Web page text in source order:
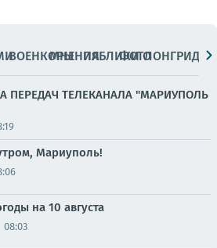
ВОЕНКОРЫМНЕНИЯПАБЛИКИ
ФОТОЛОНГРИДЫ
ПЕРЕДАЧ ТЕЛЕКАНАЛА "МАРИУПОЛЬ
Мариуполь!
на 10 августа
08:03